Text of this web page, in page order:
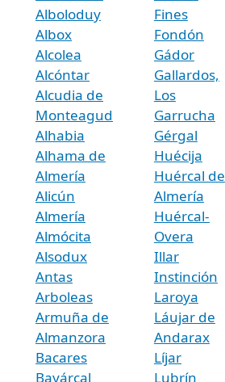
Alboloduy
Albox
Alcolea
Alcóntar
Alcudia de
Monteagud
Alhabia
Alhama de
Almería
Alicún
Almería
Almócita
Alsodux
Antas
Arboleas
Armuña de
Almanzora
Bacares
Bayárcal
Fines
Fondón
Gádor
Gallardos,
Los
Garrucha
Gérgal
Huécija
Huércal de
Almería
Huércal-
Overa
Illar
Instinción
Laroya
Láujar de
Andarax
Líjar
Lubrín